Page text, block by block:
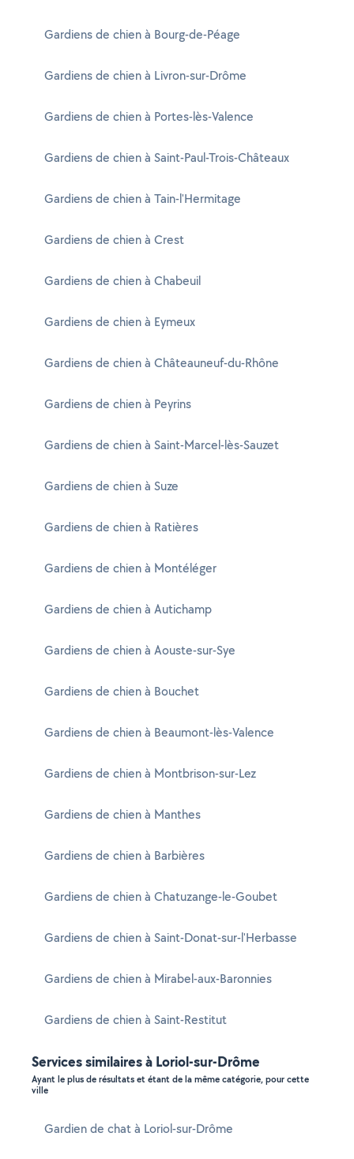
Gardiens de chien à Bourg-de-Péage
Gardiens de chien à Livron-sur-Drôme
Gardiens de chien à Portes-lès-Valence
Gardiens de chien à Saint-Paul-Trois-Châteaux
Gardiens de chien à Tain-l'Hermitage
Gardiens de chien à Crest
Gardiens de chien à Chabeuil
Gardiens de chien à Eymeux
Gardiens de chien à Châteauneuf-du-Rhône
Gardiens de chien à Peyrins
Gardiens de chien à Saint-Marcel-lès-Sauzet
Gardiens de chien à Suze
Gardiens de chien à Ratières
Gardiens de chien à Montéléger
Gardiens de chien à Autichamp
Gardiens de chien à Aouste-sur-Sye
Gardiens de chien à Bouchet
Gardiens de chien à Beaumont-lès-Valence
Gardiens de chien à Montbrison-sur-Lez
Gardiens de chien à Manthes
Gardiens de chien à Barbières
Gardiens de chien à Chatuzange-le-Goubet
Gardiens de chien à Saint-Donat-sur-l'Herbasse
Gardiens de chien à Mirabel-aux-Baronnies
Gardiens de chien à Saint-Restitut
Services similaires à Loriol-sur-Drôme
Ayant le plus de résultats et étant de la même catégorie, pour cette
ville
Gardien de chat à Loriol-sur-Drôme